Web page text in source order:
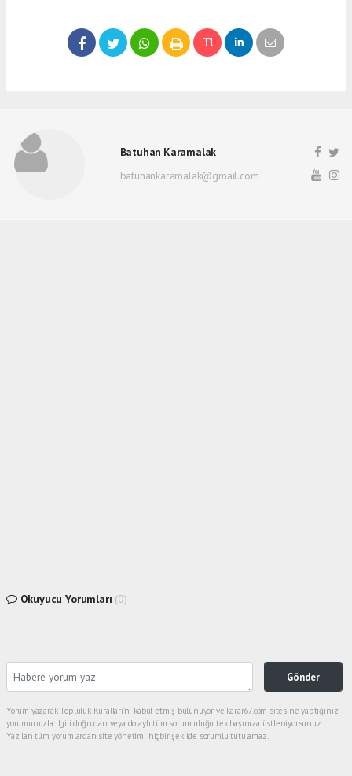
Batuhan Karamalak
batuhankaramalak@gmail.com
Okuyucu Yorumları (0)
Gönder
Yorum yazarak Topluluk Kuralları’nı kabul etmiş bulunuyor ve karar67.com sitesine yaptığınız
yorumunuzla ilgili doğrudan veya dolaylı tüm sorumluluğu tek başınıza üstleniyorsunuz.
Yazılan tüm yorumlardan site yönetimi hiçbir şekilde sorumlu tutulamaz.